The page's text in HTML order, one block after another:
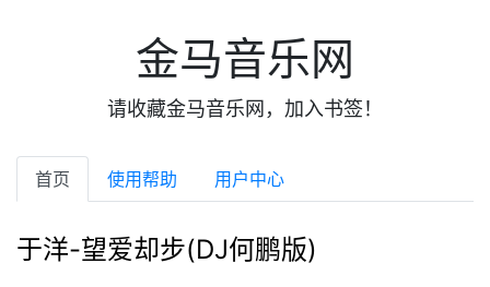
金马音乐网
请收藏金马音乐网，加入书签！
首页 使用帮助 用户中心
于洋-望爱却步(DJ何鹏版)